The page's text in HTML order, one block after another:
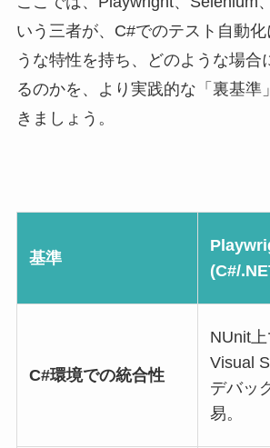
いう三者が、C#でのテスト自動化
うな特性を持ち、どのような場合
るのかを、より実践的な「裏基準
きましょう。
基準
(C#/
C#環境での統合性
NUnit上
Visual
デバッ
易。